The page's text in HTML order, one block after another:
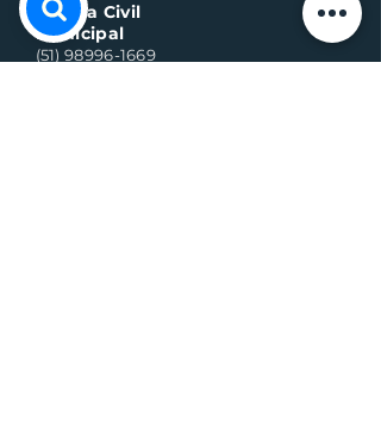
Defesa Civil
Municipal
(51) 98996-1669